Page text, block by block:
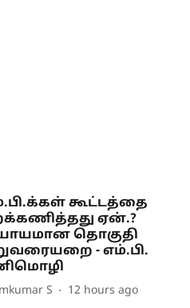
கூட்டத்தை
ஏன்.?
தொகுதி
- எம்.பி.
S 12 hours ago